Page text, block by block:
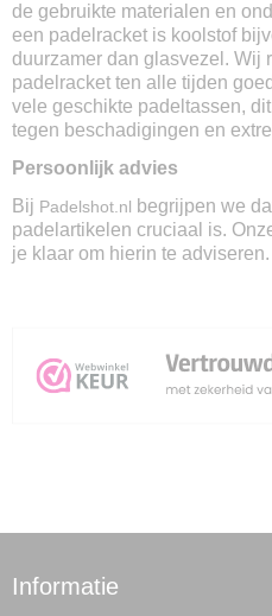
de gebruikte materialen en
een padelracket is koolstof
duurzamer dan glasvezel. Wij
padelracket ten alle tijden
vele geschikte padeltassen,
tegen beschadigingen en
Persoonlijk advies
Bij Padelshot.nl begrijpen we
padelartikelen cruciaal is.
je klaar om hierin te adviseren.
Informatie